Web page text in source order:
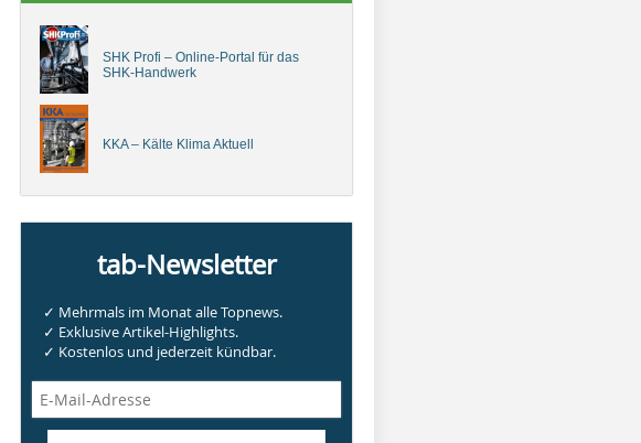
SHK Profi – Online-Portal für das
SHK-Handwerk
KKA – Kälte Klima Aktuell
tab-Newsletter
✓ Mehrmals im Monat alle Topnews.
✓ Exklusive Artikel-Highlights.
✓ Kostenlos und jederzeit kündbar.